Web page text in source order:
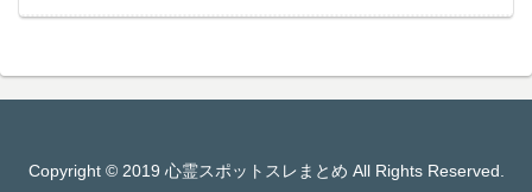
Copyright © 2019 心霊スポットスレまとめ All Rights Reserved.